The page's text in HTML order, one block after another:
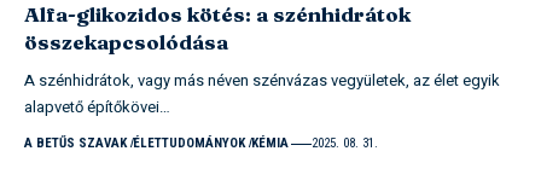
Alfa-glikozidos kötés: a szénhidrátok
összekapcsolódása
A szénhidrátok, vagy más néven szénvázas vegyületek, az élet egyik
alapvető építőkövei…
A BETŰS SZAVAK ÉLETTUDOMÁNYOK KÉMIA 2025. 08. 31.